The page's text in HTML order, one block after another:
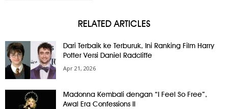
RELATED ARTICLES
Dari Terbaik ke Terburuk, Ini Ranking Film Harry
Potter Versi Daniel Radcliffe
Apr 21, 2026
Madonna Kembali dengan “I Feel So Free”,
Awal Era Confessions II